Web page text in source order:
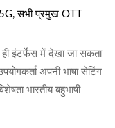
सभी प्रमुख OTT
इंटर्फेस में देखा जा सकता
अपनी भाषा सेटिंग
भारतीय बहुभाषी